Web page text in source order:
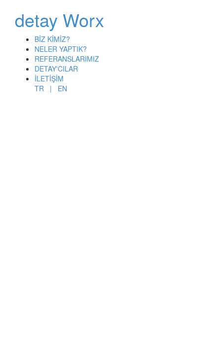
detay Worx
BİZ KİMİZ?
NELER YAPTIK?
REFERANSLARIMIZ
DETAY'CILAR
İLETİŞİM
TR | EN